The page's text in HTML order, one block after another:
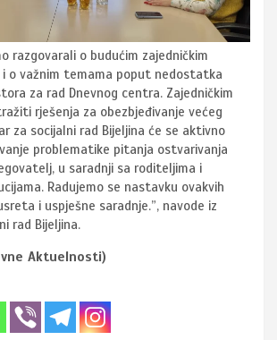
razgovarali o budućim zajedničkim
o važnim temama poput nedostatka
za rad Dnevnog centra. Zajedničkim
rješenja za obezbjeđivanje većeg
za socijalni rad Bijeljina će se aktivno
problematike pitanja ostvarivanja
u saradnji sa roditeljima i
Radujemo se nastavku ovakvih
i uspješne saradnje.”, navode iz
rad Bijeljina.
Aktuelnosti)